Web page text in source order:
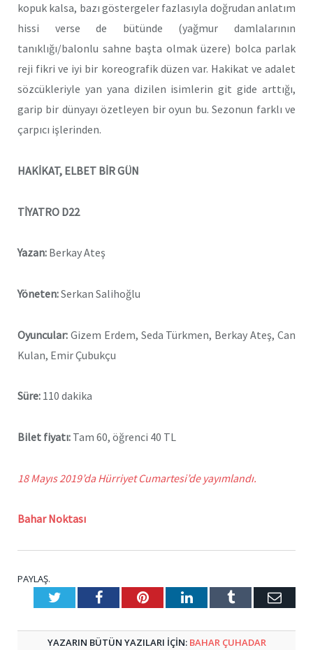
kopuk kalsa, bazı göstergeler fazlasıyla doğrudan anlatım
hissi verse de bütünde (yağmur damlalarının
tanıklığı/balonlu sahne başta olmak üzere) bolca parlak
reji fikri ve iyi bir koreografik düzen var. Hakikat ve adalet
sözcükleriyle yan yana dizilen isimlerin git gide arttığı,
garip bir dünyayı özetleyen bir oyun bu. Sezonun farklı ve
çarpıcı işlerinden.
HAKİKAT, ELBET BİR GÜN
TİYATRO D22
Yazan: Berkay Ateş
Yöneten:Serkan Salihoğlu
Oyuncular: Gizem Erdem, Seda Türkmen, Berkay Ateş, Can
Kulan, Emir Çubukçu
Süre: 110 dakika
Bilet fiyatı: Tam 60, öğrenci 40 TL
18 Mayıs 2019’da Hürriyet Cumartesi’de yayımlandı.
Bahar Noktası
PAYLAŞ.
TwitterFacebookPinterestLinkedInTumblr E-
YAZARIN BÜTÜN YAZILARI IÇIN: BAHAR ÇUHADAR